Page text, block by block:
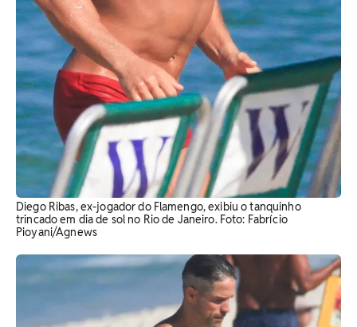
Diego Ribas, ex-jogador do Flamengo, exibiu o tanquinho
trincado em dia de sol no Rio de Janeiro. Foto: Fabrício
Pioyani/Agnews